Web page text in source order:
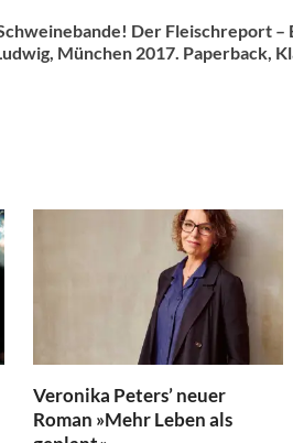
Der Fleischreport
München 2017. Paperback,
Veronika Peters’ neuer
Roman »Mehr Leben als